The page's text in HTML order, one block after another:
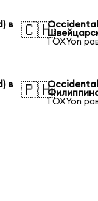
в
🇨🇭Occidental
1 OXYon
в
🇵🇭Occidental
1 OXYon